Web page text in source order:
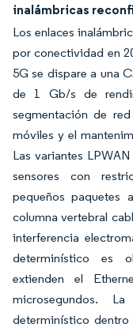
inalámbricas
Los enlaces
por conectividad en
5G se dispare a una
de 1 Gb/s de
segmentación de
móviles y el
Las variantes
sensores con
pequeños paquetes
columna vertebral
interferencia
determinístico es
extienden el
microsegundos.
determinístico